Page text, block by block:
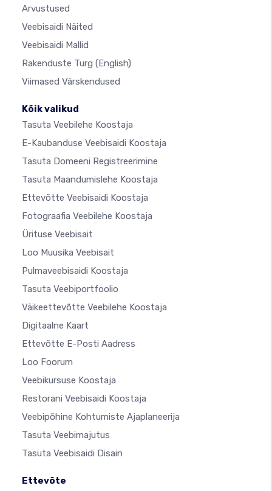
Arvustused
Veebisaidi Näited
Veebisaidi Mallid
Rakenduste Turg (English)
Viimased Värskendused
Kõik valikud
Tasuta Veebilehe Koostaja
E-Kaubanduse Veebisaidi Koostaja
Tasuta Domeeni Registreerimine
Tasuta Maandumislehe Koostaja
Ettevõtte Veebisaidi Koostaja
Fotograafia Veebilehe Koostaja
Ürituse Veebisait
Loo Muusika Veebisait
Pulmaveebisaidi Koostaja
Tasuta Veebiportfoolio
Väikeettevõtte Veebilehe Koostaja
Digitaalne Kaart
Ettevõtte E-Posti Aadress
Loo Foorum
Veebikursuse Koostaja
Restorani Veebisaidi Koostaja
Veebipõhine Kohtumiste Ajaplaneerija
Tasuta Veebimajutus
Tasuta Veebisaidi Disain
Ettevõte